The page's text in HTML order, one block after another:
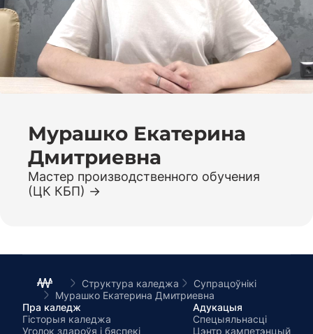
Мурашко Екатерина
Дмитриевна
Мастер производственного обучения
(ЦК КБП)
Структура каледжа
Супрацоўнікі
Мурашко Екатерина Дмитриевна
Пра каледж
Гісторыя каледжа
Уголок здароўя і бяспекі
Адукацыя
Спецыяльнасці
Цэнтр кампетэнцый